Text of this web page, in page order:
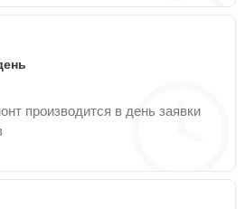
производится в день заявки